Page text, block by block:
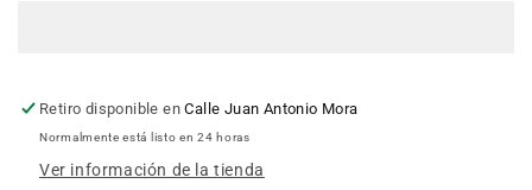
Retiro disponible enCalle Juan Antonio Mora
Normalmente está listo en 24 horas
Ver información de la tienda